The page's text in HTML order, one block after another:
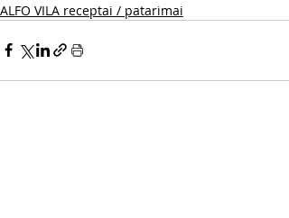
ALFO VILA receptai / patarimai